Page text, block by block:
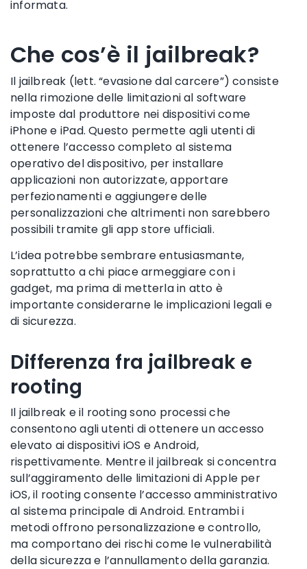
informata.
Che cos’è il jailbreak?
Il jailbreak (lett. “evasione dal carcere”) consiste
nella rimozione delle limitazioni al software
imposte dal produttore nei dispositivi come
iPhone e iPad. Questo permette agli utenti di
ottenere l’accesso completo al sistema
operativo del dispositivo, per installare
applicazioni non autorizzate, apportare
perfezionamenti e aggiungere delle
personalizzazioni che altrimenti non sarebbero
possibili tramite gli app store ufficiali.
L’idea potrebbe sembrare entusiasmante,
soprattutto a chi piace armeggiare con i
gadget, ma prima di metterla in atto è
importante considerarne le implicazioni legali e
di sicurezza.
Differenza fra jailbreak e
rooting
Il jailbreak e il rooting sono processi che
consentono agli utenti di ottenere un accesso
elevato ai dispositivi iOS e Android,
rispettivamente. Mentre il jailbreak si concentra
sull’aggiramento delle limitazioni di Apple per
iOS, il rooting consente l’accesso amministrativo
al sistema principale di Android. Entrambi i
metodi offrono personalizzazione e controllo,
ma comportano dei rischi come le vulnerabilità
della sicurezza e l’annullamento della garanzia.